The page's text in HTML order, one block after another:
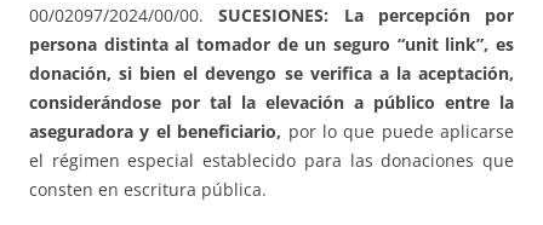
00/02097/2024/00/00.SUCESIONES: La percepción por
persona distinta al tomador de un seguro “unit link”, es
donación, si bien el devengo se verifica a la aceptación,
considerándose por tal la elevación a público entre la
aseguradora y el beneficiario, por lo que puede aplicarse
el régimen especial establecido para las donaciones que
consten en escritura pública.